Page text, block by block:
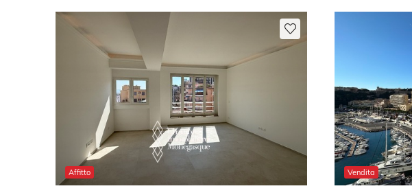
Affitto Vendita